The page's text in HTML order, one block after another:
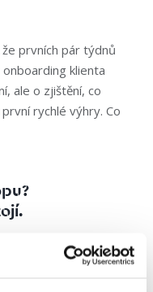
prvních pár týdnů
klienta
ale o zjištění, co
rychlé výhry. Co